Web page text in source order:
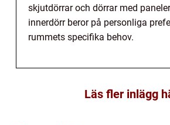
skjutdörrar och dörrar med
innerdörr beror på personliga
rummets specifika behov.
Läs fler inlägg